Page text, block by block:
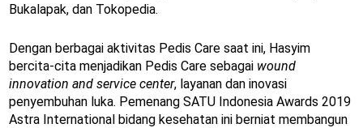
Bukalapak, dan Tokopedia.
Dengan berbagai aktivitas Pedis Care saat ini, Hasyim
bercita-cita menjadikan Pedis Care sebagai wound
innovation and service center, layanan dan inovasi
penyembuhan luka. Pemenang SATU Indonesia Awards 2019
Astra International bidang kesehatan ini berniat membangun